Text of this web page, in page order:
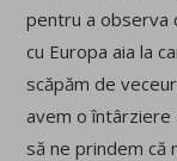
pentru a observa
cu Europa aia la
scăpăm de
avem o întârziere
să ne prindem că